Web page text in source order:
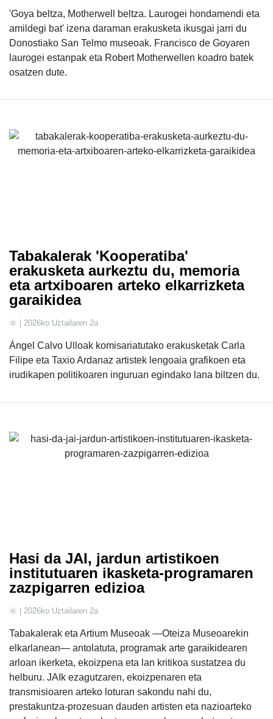
'Goya beltza, Motherwell beltza. Laurogei hondamendi eta
amildegi bat' izena daraman erakusketa ikusgai jarri du
Donostiako San Telmo museoak. Francisco de Goyaren
laurogei estanpak eta Robert Motherwellen koadro batek
osatzen dute.
Tabakalerak 'Kooperatiba'
erakusketa aurkeztu du, memoria
eta artxiboaren arteko elkarrizketa
garaikidea
| 2026ko Uztailaren 2a
Ángel Calvo Ulloak komisariatutako erakusketak Carla
Filipe eta Taxio Ardanaz artistek lengoaia grafikoen eta
irudikapen politikoaren inguruan egindako lana biltzen du.
Hasi da JAI, jardun artistikoen
institutuaren ikasketa-programaren
zazpigarren edizioa
| 2026ko Uztailaren 2a
Tabakalerak eta Artium Museoak —Oteiza Museoarekin
elkarlanean— antolatuta, programak arte garaikidearen
arloan ikerketa, ekoizpena eta lan kritikoa sustatzea du
helburu. JAIk ezagutzaren, ekoizpenaren eta
transmisioaren arteko loturan sakondu nahi du,
prestakuntza-prozesuan dauden artisten eta nazioarteko